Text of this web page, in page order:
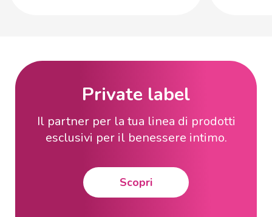
Private label
Il partner per la tua linea di prodotti
esclusivi per il benessere intimo.
Scopri